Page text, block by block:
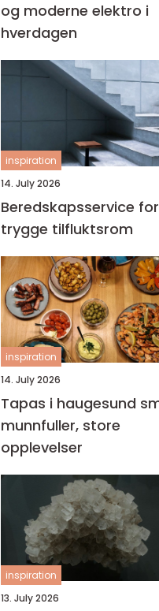
og moderne elektro i
hverdagen
inspiration
14. July 2026
Beredskapsservice for
trygge tilfluktsrom
inspiration
14. July 2026
Tapas i haugesund små
munnfuller, store
opplevelser
inspiration
13. July 2026